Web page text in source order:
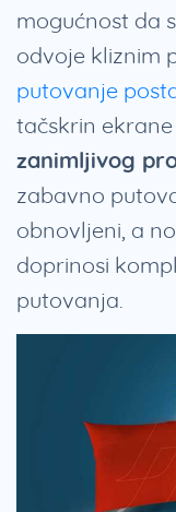
mogućnost da
odvoje kliznim
putovanje
tačskrin ekrane
zanimljivog
zabavno
obnovljeni, a
doprinosi
putovanja.